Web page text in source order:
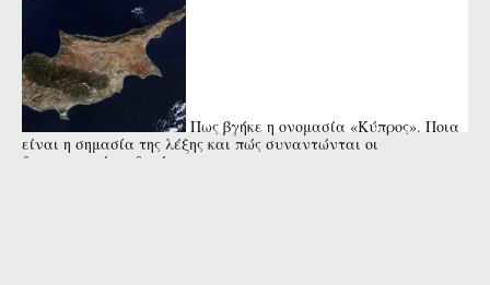
Πως βγήκε η ονομασία «Κύπρος». Ποια
είναι η σημασία της λέξης και πώς συναντώνται οι
διαφορετικές εκδοχές